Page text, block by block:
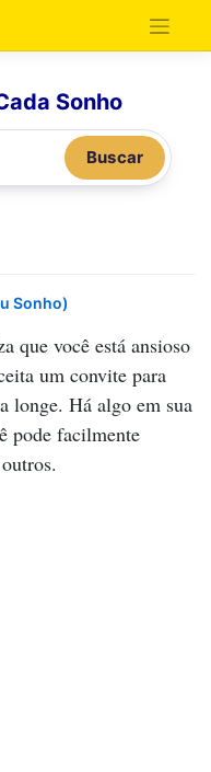
Sonho
Buscar
Sonho)
que você está ansioso
um convite para
longe. Há algo em sua
pode facilmente